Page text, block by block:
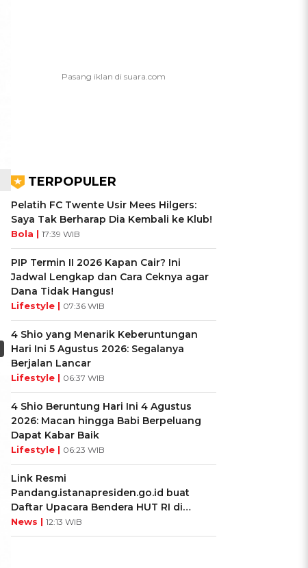
TERPOPULER
Pelatih FC Twente Usir Mees Hilgers:
Saya Tak Berharap Dia Kembali ke Klub!
Bola | 17:39 WIB
PIP Termin II 2026 Kapan Cair? Ini
Jadwal Lengkap dan Cara Ceknya agar
Dana Tidak Hangus!
Lifestyle | 07:36 WIB
4 Shio yang Menarik Keberuntungan
Hari Ini 5 Agustus 2026: Segalanya
Berjalan Lancar
Lifestyle | 06:37 WIB
4 Shio Beruntung Hari Ini 4 Agustus
2026: Macan hingga Babi Berpeluang
Dapat Kabar Baik
Lifestyle | 06:23 WIB
Link Resmi
Pandang.istanapresiden.go.id buat
Daftar Upacara Bendera HUT RI di
Istana Negara
News | 12:13 WIB